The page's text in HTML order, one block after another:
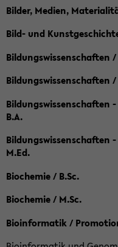
Bilder, Medien,
Bild- und
Bildungswissenschaften /
Bildungswissenschaften /
Bildungswissenschaften
B.A.
Bildungswissenschaften
M.Ed.
Biochemie / B.Sc.
Biochemie / M.Sc.
Bioinformatik /